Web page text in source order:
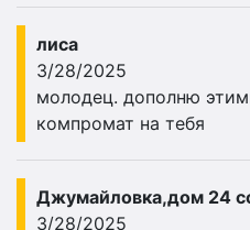
лиса
3/28/2025
молодец. дополню
компромат на тебя
Джумайловка,дом 24
3/28/2025